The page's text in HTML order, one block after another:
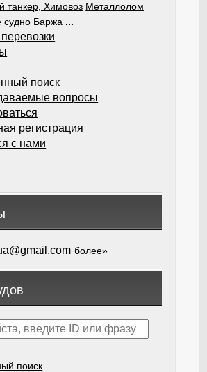
танкер, Химовоз Металлолом
судно Баржа ...
поиск
вопросы
регистрация
с нами
более»
поиск